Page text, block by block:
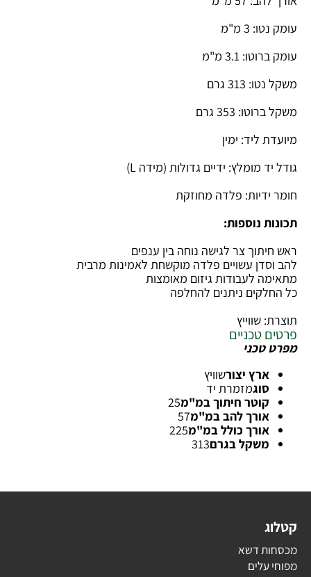
עומק נטו: 3 מ"מ
עומק ברוטו: 3.1 מ"מ
משקל נטו: 313 גרם
משקל ברוטו: 353 גרם
מיועדת ליד: ימין
גודל יד מומלץ: ידיים גדולות (מידה L)
חומר ידיות: פלדה מחוזקת
תכונות נוספות:
ראש חיתוך צר לגישה נוחה בין ענפים
להב וסדן עשויים פלדה מוקשחת לאמינות מרבית
מתאימה לעבודות גיזום מאומצות
כל החלקים ניתנים להחלפה
תוצרת: שווייץ
פרטים טכניים
מפרט טכני
ארץ יצורשוויץ
סוגמזמרת יד
קוטר חיתוך במ"מ25
אורך להב במ"מ57
אורך כולל במ"מ225
משקל בגרם313
קטלוג
מכסחות דשא
מפוחי עלים